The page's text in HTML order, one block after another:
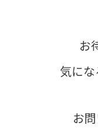
お
気にな
お